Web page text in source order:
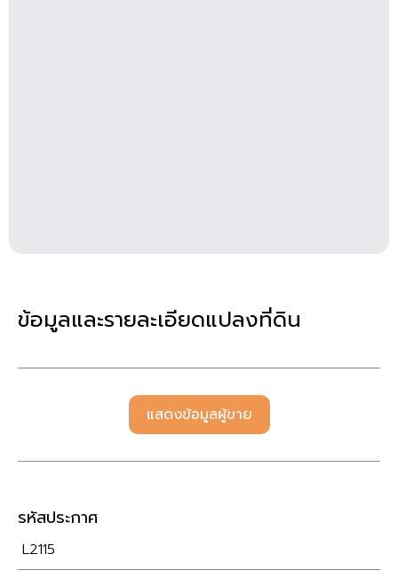
ข้อมูลและรายละเอียดแปลงที่ดิน
แสดงข้อมูลผู้ขาย
รหัสประกาศ
L2115